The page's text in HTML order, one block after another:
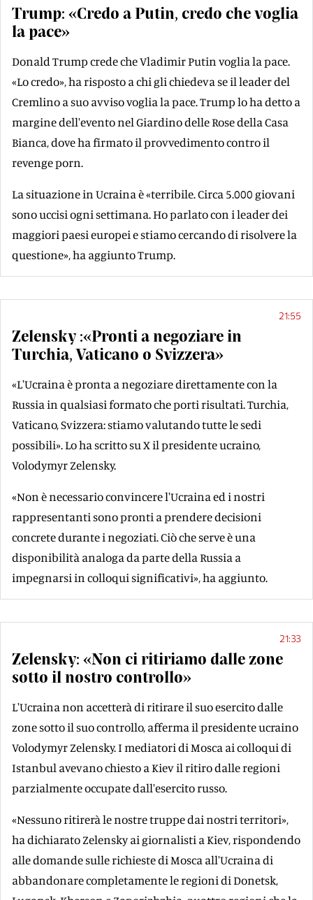
Trump: «Credo a Putin, credo che voglia
la pace»
Donald Trump crede che Vladimir Putin voglia la pace.
«Lo credo», ha risposto a chi gli chiedeva se il leader del
Cremlino a suo avviso voglia la pace. Trump lo ha detto a
margine dell'evento nel Giardino delle Rose della Casa
Bianca, dove ha firmato il provvedimento contro il
revenge porn.
La situazione in Ucraina è «terribile. Circa 5.000 giovani
sono uccisi ogni settimana. Ho parlato con i leader dei
maggiori paesi europei e stiamo cercando di risolvere la
questione», ha aggiunto Trump.
21:55
Zelensky :«Pronti a negoziare in
Turchia, Vaticano o Svizzera»
«L'Ucraina è pronta a negoziare direttamente con la
Russia in qualsiasi formato che porti risultati. Turchia,
Vaticano, Svizzera: stiamo valutando tutte le sedi
possibili». Lo ha scritto su X il presidente ucraino,
Volodymyr Zelensky.
«Non è necessario convincere l'Ucraina ed i nostri
rappresentanti sono pronti a prendere decisioni
concrete durante i negoziati. Ciò che serve è una
disponibilità analoga da parte della Russia a
impegnarsi in colloqui significativi», ha aggiunto.
21:33
Zelensky: «Non ci ritiriamo dalle zone
sotto il nostro controllo»
L'Ucraina non accetterà di ritirare il suo esercito dalle
zone sotto il suo controllo, afferma il presidente ucraino
Volodymyr Zelensky. I mediatori di Mosca ai colloqui di
Istanbul avevano chiesto a Kiev il ritiro dalle regioni
parzialmente occupate dall'esercito russo.
«Nessuno ritirerà le nostre truppe dai nostri territori»,
ha dichiarato Zelensky ai giornalisti a Kiev, rispondendo
alle domande sulle richieste di Mosca all'Ucraina di
abbandonare completamente le regioni di Donetsk,